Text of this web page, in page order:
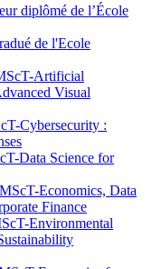
diplômé de l’École
de l'Ecole
Artificial
Visual
Cybersecurity :
Data Science for
Economics, Data
Finance
Environmental